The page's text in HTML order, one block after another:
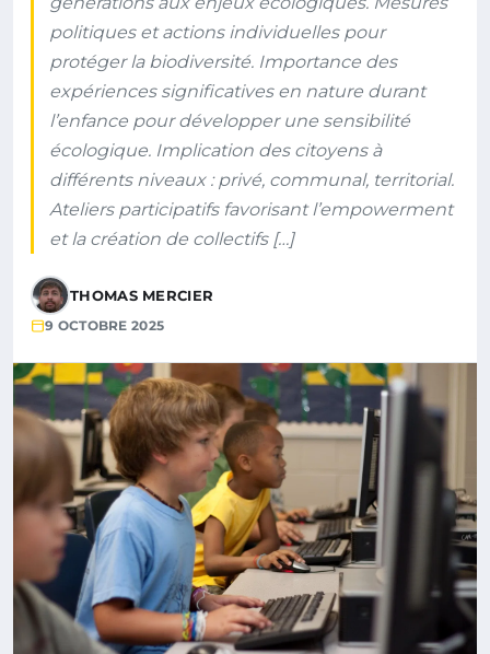
politiques et actions individuelles pour
protéger la biodiversité. Importance des
expériences significatives en nature durant
l’enfance pour développer une sensibilité
écologique. Implication des citoyens à
différents niveaux : privé, communal, territorial.
Ateliers participatifs favorisant l’empowerment
et la création de collectifs […]
THOMAS MERCIER
9 OCTOBRE 2025